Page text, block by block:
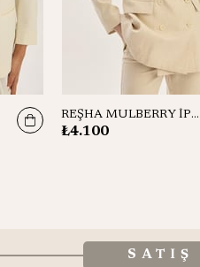
REŞHA MULBERRY İPEK EŞARP 90*90 CM - BEJ
₺4.100
SATIŞ